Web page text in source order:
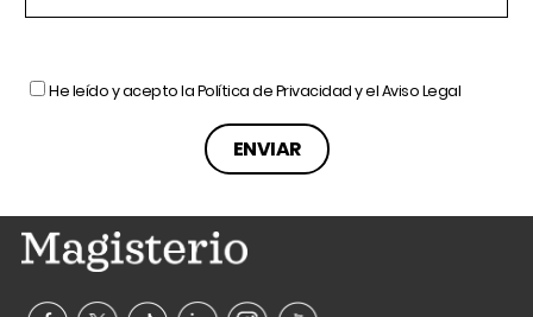
He leído y acepto laPolítica de Privacidady elAviso Legal